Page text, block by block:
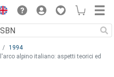
1994
alpino italiano: aspetti teorici ed